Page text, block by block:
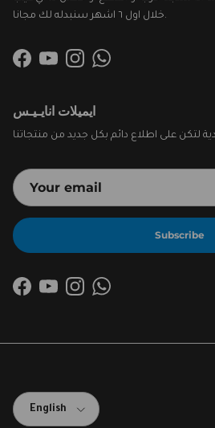
خلال اول ٦ اشهر سنبدله لك مجانا.
FacebookYouTubeInstagramWhatsApp
ايميلات انايـيـس
لتكن على اطلاع دائم بكل جديد من منتجاتنا
Subscribe
FacebookYouTubeInstagramWhatsApp
Language
English